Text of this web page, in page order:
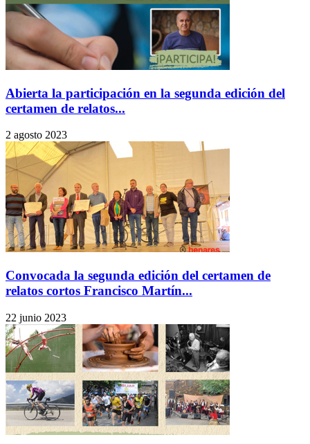
Abierta la participación en la segunda edición del
certamen de relatos...
2 agosto 2023
Convocada la segunda edición del certamen de
relatos cortos Francisco Martín...
22 junio 2023